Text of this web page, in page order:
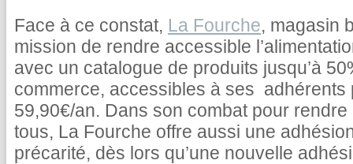
Face à ce constat, La Fourche, magasin
mission de rendre accessible
avec un catalogue de produits jusqu’à
commerce, accessibles à ses adhérents
59,90€/an. Dans son combat pour
tous, La Fourche offre aussi une
précarité, dès lors qu’une nouvelle